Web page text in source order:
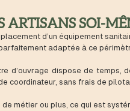
ARTISANS SOI-
d’un équipement
adaptée à ce
d’ouvrage dispose de
coordinateur, sans frais de
métier ou plus, ce qui est